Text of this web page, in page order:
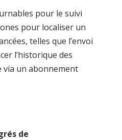
pour le suivi
pour localiser un
telles que l’envoi
l’historique des
via un abonnement
de